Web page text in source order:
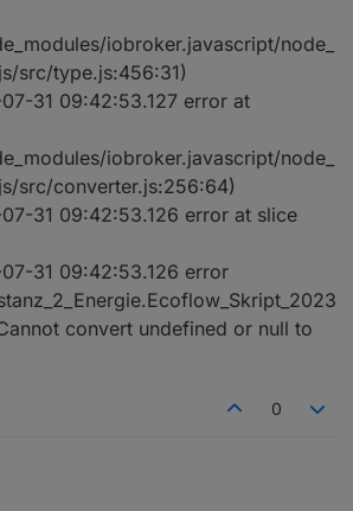
iobroker.javascript/node_
src/type.js:456:31)
31 09:42:53.127 error at
iobroker.javascript/node_
src/converter.js:256:64)
31 09:42:53.126 error at slice
31 09:42:53.126 error
convert undefined or null to
0